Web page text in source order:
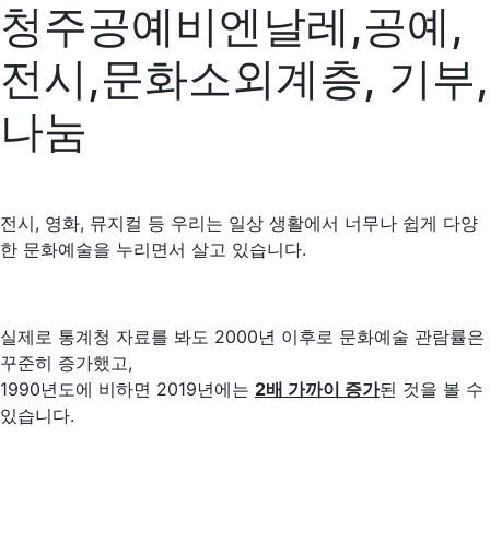
청주공예비엔날레,공예,
전시,문화소외계층, 기부,
나눔
전시, 영화, 뮤지컬 등 우리는 일상 생활에서 너무나 쉽게 다양
한 문화예술을 누리면서 살고 있습니다.
실제로 통계청 자료를 봐도 2000년 이후로 문화예술 관람률은
꾸준히 증가했고,
1990년도에 비하면 2019년에는 2배 가까이 증가된 것을 볼 수
있습니다.